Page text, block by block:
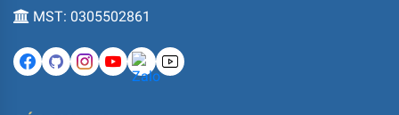
MST: 0305502861